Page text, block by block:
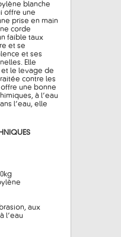
blanche
offre une
prise en main
corde
faible taux
et se
et ses
Elle
et le levage de
contre les
offre une bonne
à l’eau
l’eau, elle
aux
l’eau